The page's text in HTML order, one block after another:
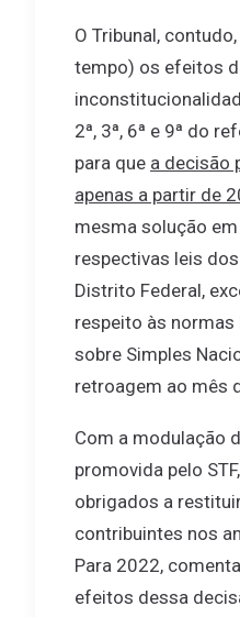
O Tribunal,
tempo) os efeitos
2ª, 3ª, 6ª e 9ª do
para que a decisão
apenas a partir de
mesma solução
respectivas leis
Distrito Federal,
respeito às
sobre Simples
retroagem ao mês
Com a modulação
promovida pelo
obrigados a
contribuintes nos
Para 2022,
efeitos dessa